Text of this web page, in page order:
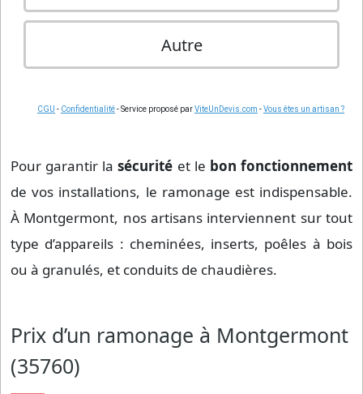
Autre
CGU - Confidentialité- Service proposé parViteUnDevis.com -Vous êtes un artisan ?
Pour garantir lasécurité et le bon fonctionnement
de vos installations, le ramonage est indispensable.
À Montgermont, nos artisans interviennent sur tout
type d’appareils : cheminées, inserts, poêles à bois
ou à granulés, et conduits de chaudières.
Prix d’un ramonage à Montgermont
(35760)